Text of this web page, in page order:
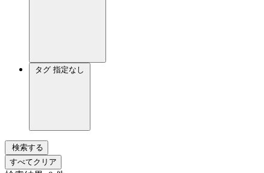
タグ 指定なし
検索する
すべてクリア